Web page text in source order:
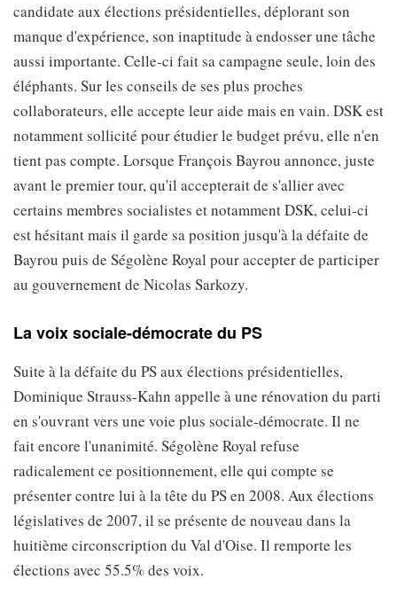
candidate aux élections présidentielles, déplorant son
manque d'expérience, son inaptitude à endosser une tâche
aussi importante. Celle-ci fait sa campagne seule, loin des
éléphants. Sur les conseils de ses plus proches
collaborateurs, elle accepte leur aide mais en vain. DSK est
notamment sollicité pour étudier le budget prévu, elle n'en
tient pas compte. Lorsque François Bayrou annonce, juste
avant le premier tour, qu'il accepterait de s'allier avec
certains membres socialistes et notamment DSK, celui-ci
est hésitant mais il garde sa position jusqu'à la défaite de
Bayrou puis de Ségolène Royal pour accepter de participer
au gouvernement de Nicolas Sarkozy.
La voix sociale-démocrate du PS
Suite à la défaite du PS aux élections présidentielles,
Dominique Strauss-Kahn appelle à une rénovation du parti
en s'ouvrant vers une voie plus sociale-démocrate. Il ne
fait encore l'unanimité. Ségolène Royal refuse
radicalement ce positionnement, elle qui compte se
présenter contre lui à la tête du PS en 2008. Aux élections
législatives de 2007, il se présente de nouveau dans la
huitième circonscription du Val d'Oise. Il remporte les
élections avec 55.5% des voix.